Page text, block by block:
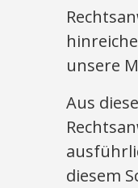
unsere
Aus
diesem